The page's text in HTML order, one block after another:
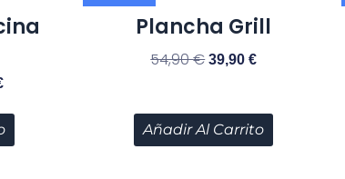
Plancha Grill
54,90€ 39,90€
Añadir Al Carrito